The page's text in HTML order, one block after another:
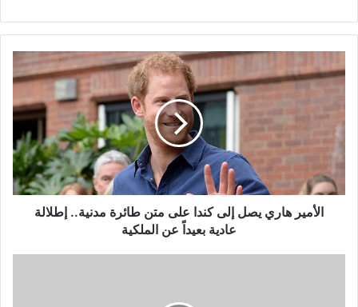
هاري
إلى
كندا
على
متن
طائرة
مدنية..
إطلالةالأمير هاري يصل إلى كندا على متن طائرة مدنية.. إطلالة
عادية بعيداً عن الملكية